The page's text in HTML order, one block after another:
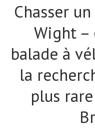
Chasser
Wight –
balade à
la
plus